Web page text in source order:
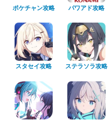
ポケチャン攻略 パワアド攻略
スタセイ攻略 ステラソラ攻略